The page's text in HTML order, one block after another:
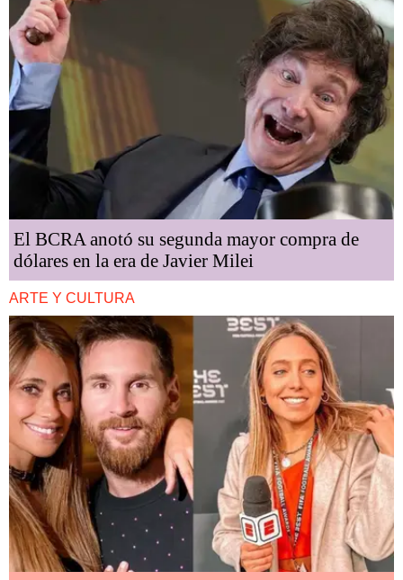
El BCRA anotó su segunda mayor compra de
dólares en la era de Javier Milei
ARTE Y CULTURA